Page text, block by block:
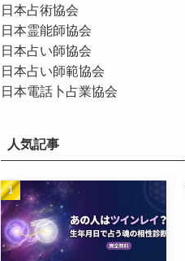
日本占術協会
日本霊能師協会
日本占い師協会
日本占い師範協会
日本電話卜占業協会
人気記事